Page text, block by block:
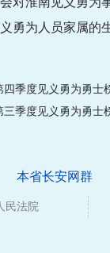
勇为人员家属
季度见义勇为勇士
季度见义勇为勇士
本省长安网群
民法院